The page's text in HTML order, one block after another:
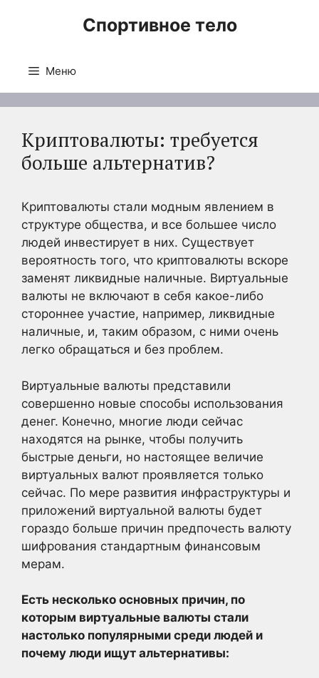
Спортивное тело
Меню
Криптовалюты: требуется
больше альтернатив?
Криптовалюты стали модным явлением в
структуре общества, и все большее число
людей инвестирует в них. Существует
вероятность того, что криптовалюты вскоре
заменят ликвидные наличные. Виртуальные
валюты не включают в себя какое-либо
стороннее участие, например, ликвидные
наличные, и, таким образом, с ними очень
легко обращаться и без проблем.
Виртуальные валюты представили
совершенно новые способы использования
денег. Конечно, многие люди сейчас
находятся на рынке, чтобы получить
быстрые деньги, но настоящее величие
виртуальных валют проявляется только
сейчас. По мере развития инфраструктуры и
приложений виртуальной валюты будет
гораздо больше причин предпочесть валюту
шифрования стандартным финансовым
мерам.
Есть несколько основных причин, по
которым виртуальные валюты стали
настолько популярными среди людей и
почему люди ищут альтернативы: